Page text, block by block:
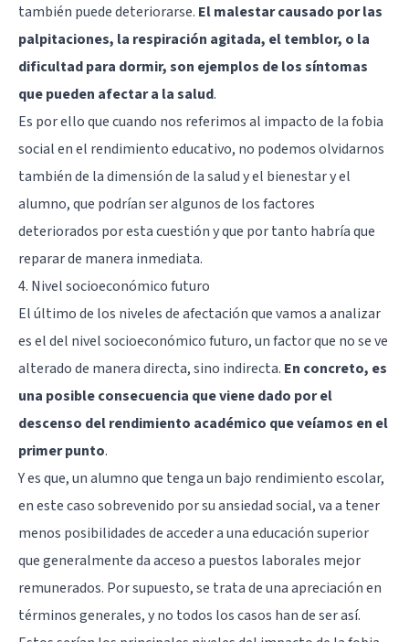
también puede deteriorarse. El malestar causado por las
palpitaciones, la respiración agitada, el temblor, o la
dificultad para dormir, son ejemplos de los síntomas
que pueden afectar a la salud.
Es por ello que cuando nos referimos al impacto de la fobia
social en el rendimiento educativo, no podemos olvidarnos
también de la dimensión de la salud y el bienestar y el
alumno, que podrían ser algunos de los factores
deteriorados por esta cuestión y que por tanto habría que
reparar de manera inmediata.
4. Nivel socioeconómico futuro
El último de los niveles de afectación que vamos a analizar
es el del nivel socioeconómico futuro, un factor que no se ve
alterado de manera directa, sino indirecta. En concreto, es
una posible consecuencia que viene dado por el
descenso del rendimiento académico que veíamos en el
primer punto.
Y es que, un alumno que tenga un bajo rendimiento escolar,
en este caso sobrevenido por su ansiedad social, va a tener
menos posibilidades de acceder a una educación superior
que generalmente da acceso a puestos laborales mejor
remunerados. Por supuesto, se trata de una apreciación en
términos generales, y no todos los casos han de ser así.